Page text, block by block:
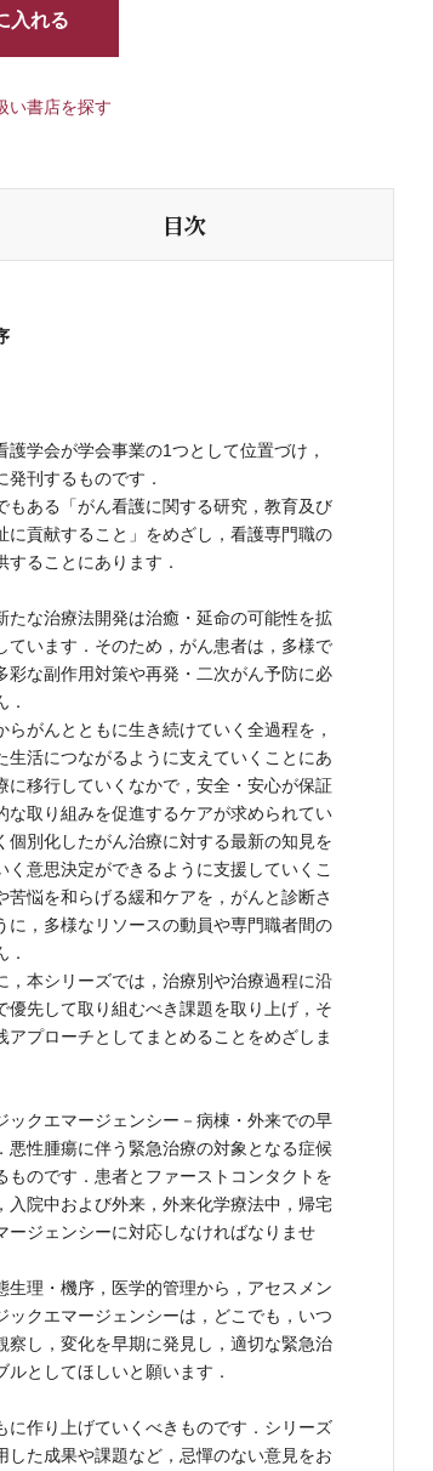
入れる
い書店を探す
目次
学会が学会事業の1つとして位置づけ，
刊するものです．
ある「がん看護に関する研究，教育及び
貢献すること」をめざし，看護専門職の
ることにあります．
な治療法開発は治癒・延命の可能性を拡
います．そのため，がん患者は，多様で
な副作用対策や再発・二次がん予防に必
がんとともに生き続けていく全過程を，
活につながるように支えていくことにあ
に移行していくなかで，安全・安心が保証
取り組みを促進するケアが求められてい
個別化したがん治療に対する最新の知見を
意思決定ができるように支援していくこ
悩を和らげる緩和ケアを，がんと診断さ
，多様なリソースの動員や専門職者間の
本シリーズでは，治療別や治療過程に沿
先して取り組むべき課題を取り上げ，そ
プローチとしてまとめることをめざしま
クエマージェンシー－病棟・外来での早
性腫瘍に伴う緊急治療の対象となる症候
のです．患者とファーストコンタクトを
入院中および外来，外来化学療法中，帰宅
ジェンシーに対応しなければなりませ
理・機序，医学的管理から，アセスメン
ックエマージェンシーは，どこでも，いつ
し，変化を早期に発見し，適切な緊急治
としてほしいと願います．
作り上げていくべきものです．シリーズ
た成果や課題など，忌憚のない意見をお